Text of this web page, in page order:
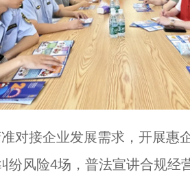
接企业发展需求，开展惠
纷风险4场，普法宣讲合规经